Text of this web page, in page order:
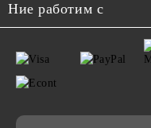
Ние работим с